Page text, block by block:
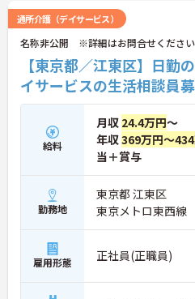
す。職種の垣根を超えて意見交換
人で抱え込むことはありません。日
なで共有し、協力してケアにあたる
感じながら働けます。「チームで
大切にしたい方にぴったりの、温
る職場です。
通所介護（デイサービス）
名称非公開 ※詳細はお問合せください
【東京都／江東区】日
イサービスの生活相談員
給料
月収 24.4万円～
年収369万円～
当＋賞与
勤務地
東京都 江東区
東京メトロ東西線
雇用形態 正社員(正職員)